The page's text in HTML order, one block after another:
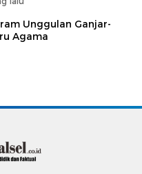
Unggulan Ganjar-
Agama